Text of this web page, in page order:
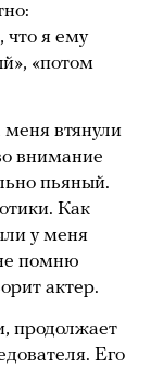
что я ему
«потом
втянули
внимание
пьяный.
Как
у меня
помню
актер.
продолжает
Его